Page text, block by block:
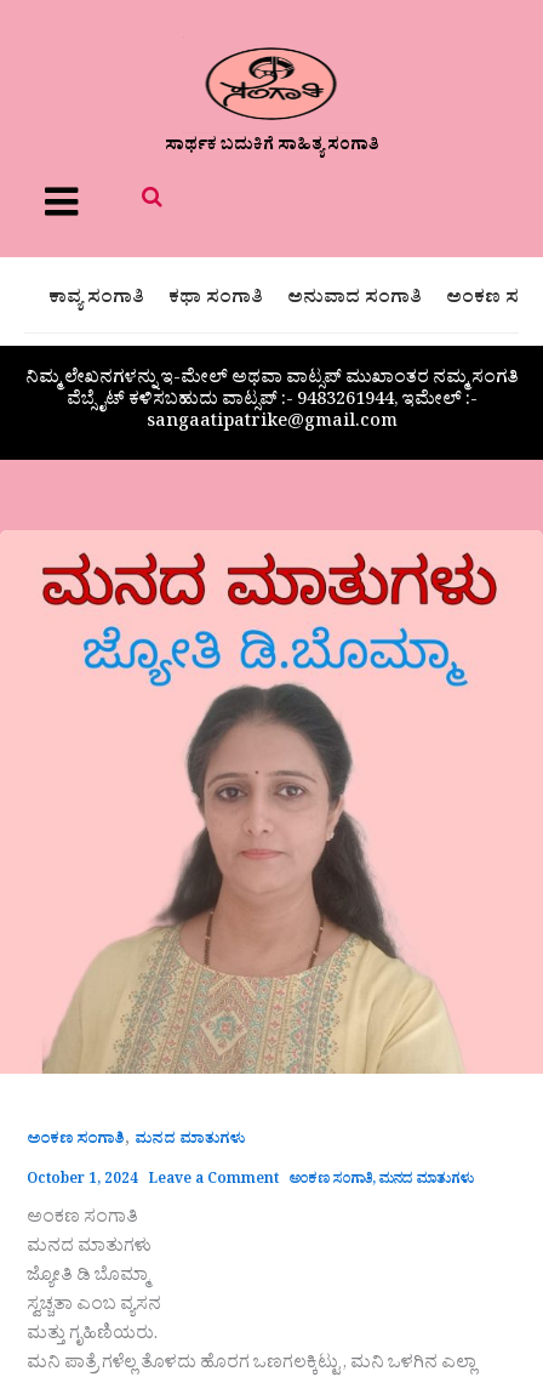
ಸಾರ್ಥಕ ಬದುಕಿಗೆ ಸಾಹಿತ್ಯ ಸಂಗಾತಿ
Menu
ಕಾವ್ಯ ಸಂಗಾತಿ ಕಥಾ ಸಂಗಾತಿ ಅನುವಾದ ಸಂಗಾತಿ ಅಂಕಣ
ನಿಮ್ಮ ಲೇಖನಗಳನ್ನು ಇ-ಮೇಲ್ ಅಥವಾ ವಾಟ್ಸಪ್ ಮುಖಾಂತರ ನಮ್ಮ ಸಂಗತಿ
ವೆಬ್ಸೈಟ್ ಕಳಿಸಬಹುದು ವಾಟ್ಸಪ್‌ :- 9483261944, ಇಮೇಲ್ :-
sangaatipatrike@gmail.com
ಅಂಕಣ ಸಂಗಾತಿ, ಮನದ ಮಾತುಗಳು
October 1, 2024 Leave a Comment ಅಂಕಣ ಸಂಗಾತಿ,ಮನದ ಮಾತುಗಳು
ಅಂಕಣ ಸಂಗಾತಿ
ಮನದ ಮಾತುಗಳು
ಜ್ಯೋತಿ ಡಿ ಬೊಮ್ಮಾ
ಸ್ವಚ್ಚತಾ ಎಂಬ ವ್ಯಸನ
ಮತ್ತು ಗೃಹಿಣಿಯರು.
ಮನಿ ಪಾತ್ರೆ ಗಳೆಲ್ಲ ತೊಳದು ಹೊರಗ ಒಣಗಲಕ್ಕಿಟ್ಟು , ಮನಿ ಒಳಗಿನ ಎಲ್ಲಾ